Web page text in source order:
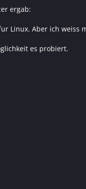
ergab:
Linux. Aber ich
es probiert.